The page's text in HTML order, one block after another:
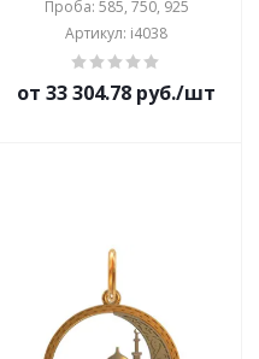
Проба: 585, 750, 925
Артикул: i4038
от 33 304.78 руб./шт